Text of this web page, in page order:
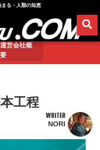
る・人類の知恵
運営会社概
要
工程
WRITER
NORI